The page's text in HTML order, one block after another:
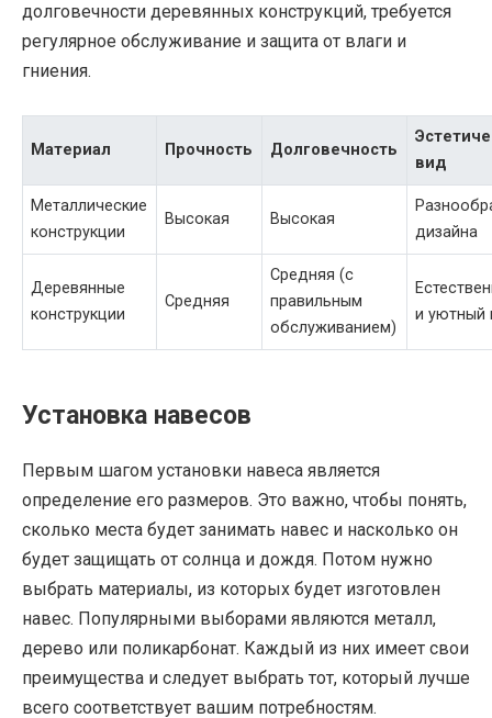
долговечности деревянных конструкций, требуется
регулярное обслуживание и защита от влаги и
гниения.
Материал Прочность Долговечность
вид
Металлические
конструкции
Высокая Высокая
дизайна
Деревянные
конструкции
Средняя
Средняя (с
правильным
обслуживанием)
и уютный
Установка навесов
Первым шагом установки навеса является
определение его размеров. Это важно, чтобы понять,
сколько места будет занимать навес и насколько он
будет защищать от солнца и дождя. Потом нужно
выбрать материалы, из которых будет изготовлен
навес. Популярными выборами являются металл,
дерево или поликарбонат. Каждый из них имеет свои
преимущества и следует выбрать тот, который лучше
всего соответствует вашим потребностям.